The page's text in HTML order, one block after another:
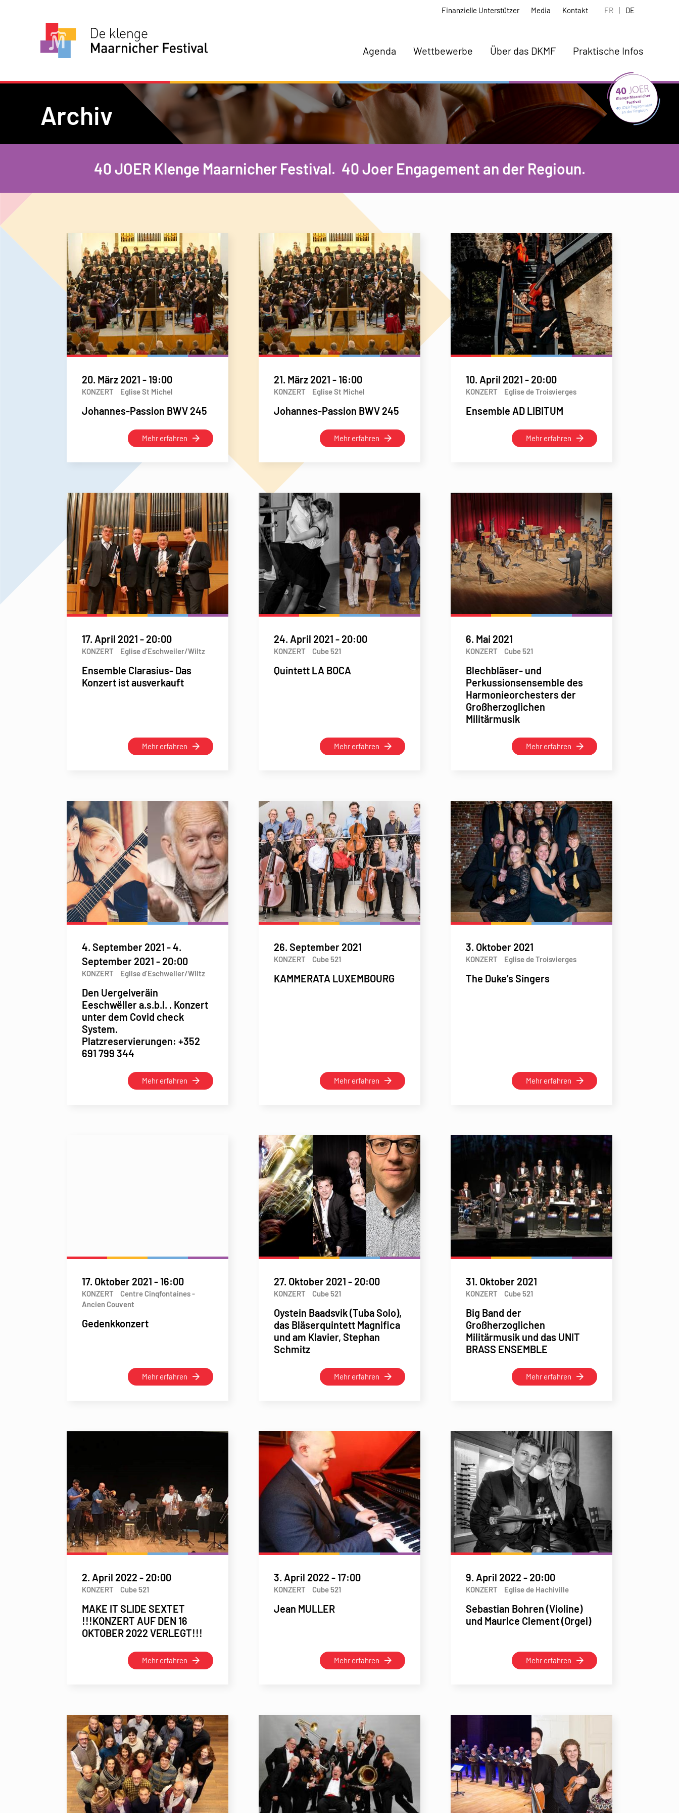
Finanzielle Unterstützer Media Kontakt FR | DE
Agenda Wettbewerbe Über das DKMF Praktische Infos
Archiv
40 JOER Klenge Maarnicher Festival. 40 Joer Engagement an der Regioun.
20. März 2021 - 19:00
KONZERT Eglise St Michel
Johannes-Passion BWV 245
Mehr erfahren
21. März 2021 - 16:00
KONZERT Eglise St Michel
Johannes-Passion BWV 245
Mehr erfahren
10. April 2021 - 20:00
KONZERT Eglise de Troisvierges
Ensemble AD LIBITUM
Mehr erfahren
17. April 2021 - 20:00
KONZERT Eglise d’Eschweiler/Wiltz
Ensemble Clarasius- Das
Konzert ist ausverkauft
Mehr erfahren
24. April 2021 - 20:00
KONZERT Cube 521
Quintett LA BOCA
Mehr erfahren
6. Mai 2021
KONZERT Cube 521
Blechbläser- und
Perkussionsensemble des
Harmonieorchesters der
Großherzoglichen
Militärmusik
Mehr erfahren
4. September 2021 - 4.
September 2021 - 20:00
KONZERT Eglise d’Eschweiler/Wiltz
Den Uergelveräin
Eeschwëller a.s.b.l. . Konzert
unter dem Covid check
System.
Platzreservierungen: +352
691 799 344
Mehr erfahren
26. September 2021
KONZERT Cube 521
KAMMERATA LUXEMBOURG
Mehr erfahren
3. Oktober 2021
KONZERT Eglise de Troisvierges
The Duke’s Singers
Mehr erfahren
17. Oktober 2021 - 16:00
KONZERT
Centre Cinqfontaines -
Ancien Couvent
Gedenkkonzert
Mehr erfahren
27. Oktober 2021 - 20:00
KONZERT Cube 521
Oystein Baadsvik (Tuba Solo),
das Bläserquintett Magnifica
und am Klavier, Stephan
Schmitz
Mehr erfahren
31. Oktober 2021
KONZERT Cube 521
Big Band der
Großherzoglichen
Militärmusik und das UNIT
BRASS ENSEMBLE
Mehr erfahren
2. April 2022 - 20:00
KONZERT Cube 521
MAKE IT SLIDE SEXTET
!!!KONZERT AUF DEN 16
OKTOBER 2022 VERLEGT!!!
Mehr erfahren
3. April 2022 - 17:00
KONZERT Cube 521
Jean MULLER
Mehr erfahren
9. April 2022 - 20:00
KONZERT Eglise de Hachiville
Sebastian Bohren (Violine)
und Maurice Clement (Orgel)
Mehr erfahren